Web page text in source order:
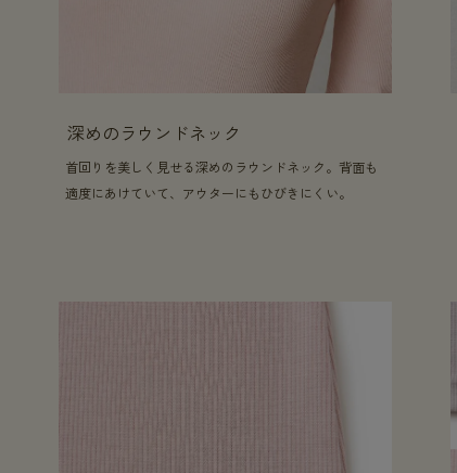
深めのラウンドネック
首回りを美しく見せる深めのラウンドネック。背面も
適度にあけていて、アウターにもひびきにくい。